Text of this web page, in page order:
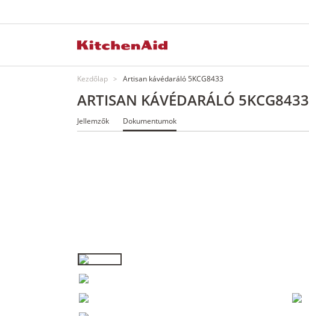
Kezdőlap Artisan kávédaráló 5KCG8433
ARTISAN KÁVÉDARÁLÓ 5KCG8433
Jellemzők Dokumentumok